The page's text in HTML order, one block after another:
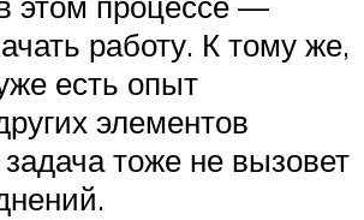
работу. К тому же,
есть опыт
элементов
тоже не вызовет